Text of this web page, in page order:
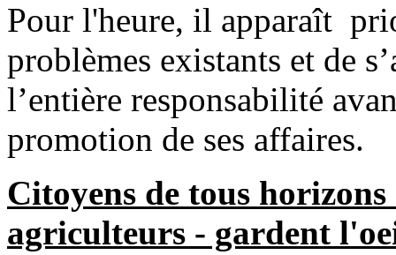
Pour l'heure, il apparaît
problèmes existants et de
l’entière responsabilité
promotion de ses affaires.
Citoyens de tous
agriculteurs - gardent